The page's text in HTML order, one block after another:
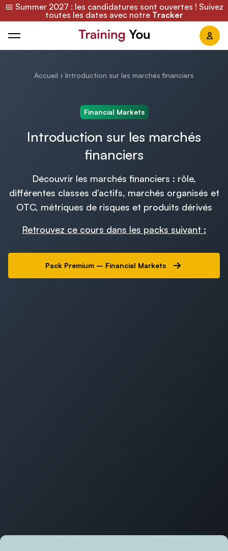
📅 Summer 2027 : les candidatures sont ouvertes ! Suivez
toutes les dates avec notre Tracker
Training You
Accueil › Introduction sur les marchés financiers
Financial Markets
Introduction sur les marchés
financiers
Découvrir les marchés financiers : rôle,
différentes classes d’actifs, marchés organisés et
OTC, métriques de risques et produits dérivés
Retrouvez ce cours dans les packs suivant :
Pack Premium – Financial Markets